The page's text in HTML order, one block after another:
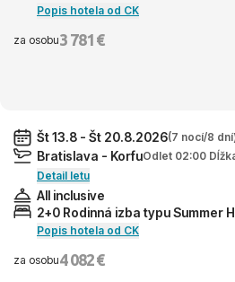
Popis hotela od CK
za osobu3 781 €
Št 13.8 - Št 20.8.2026(7 nocí/8
Bratislava - KorfuOdlet 02:00
Detail letu
All inclusive
2+0 Rodinná izba typu Summer
Popis hotela od CK
za osobu4 082 €